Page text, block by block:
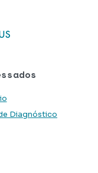
Diagnóstico